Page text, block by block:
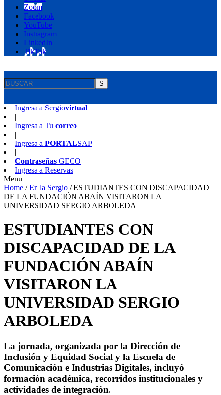
Zoom
Facebook
YouTube
Instragram
LinkedIn
TikTok
S
Ingresa a Sergiovirtual
|
Ingresa a Tu correo
|
Ingresa a PORTALSAP
|
Contraseñas GECO
Ingresa a Reservas
Menu
Home /En la Sergio /ESTUDIANTES CON DISCAPACIDAD
DE LA FUNDACIÓN ABAÍN VISITARON LA
UNIVERSIDAD SERGIO ARBOLEDA
ESTUDIANTES CON
DISCAPACIDAD DE LA
FUNDACIÓN ABAÍN
VISITARON LA
UNIVERSIDAD SERGIO
ARBOLEDA
La jornada, organizada por la Dirección de
Inclusión y Equidad Social y la Escuela de
Comunicación e Industrias Digitales, incluyó
formación académica, recorridos institucionales y
actividades de integración.